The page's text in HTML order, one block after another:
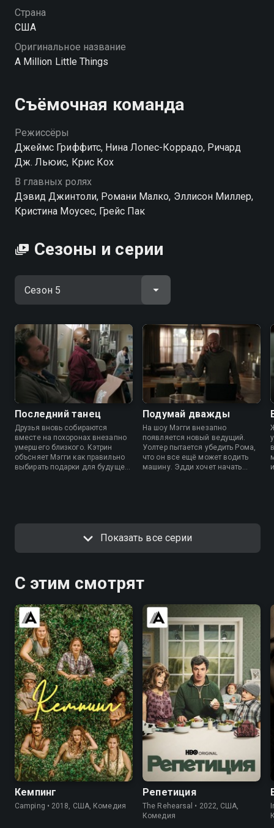
в школу, где его подростком много лет назад
травили и мучили ученики. Реджина оправляется от
Кэтрин наконец-то открывает свое сердце для
отношений, которых она много лет боялась. Гэри и
душам с друзьями тут не обойтись!
Посмотреть онлайн 5 сезон сериала Миллион
мелочей вы можете совершенно бесплатно в
хорошем HD качестве на Смотрёшке
Страна
США
Оригинальное название
A Million Little Things
Съёмочная команда
Режиссёры
Джеймс Гриффитс, Нина Лопес-Коррадо, Ричард
Дж. Льюис, Крис Кох
В главных ролях
Дэвид Джинтоли, Романи Малко, Эллисон Миллер,
Кристина Моусес, Грейс Пак
Сезоны и серии
Последний танец
Друзья вновь собираются
вместе на похоронах внезапно
умершего близкого. Кэтрин
объсняет Мэгги как правильно
выбирать подарки для будущего
Подумай дважды
На шоу Мэгги внезапно
появляется новый ведущий.
Уолтер пытается убедить Рома,
что он все ещё может водить
машину. Эдди хочет начать
Показать все серии
С этим смотрят
6.3 5.2
Кемпинг
Camping • 2018, США, Комедия
7.7 8.5
Репетиция
The Rehearsal • 2022, США,
Комедия